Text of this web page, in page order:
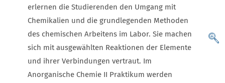
erlernen die Studierenden den Umgang mit
Chemikalien und die grundlegenden Methoden
des chemischen Arbeitens im Labor. Sie machen
sich mit ausgewählten Reaktionen der Elemente
und ihrer Verbindungen vertraut. Im
Anorganische Chemie II Praktikum werden